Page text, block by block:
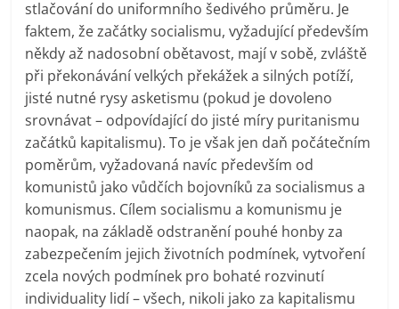
stlačování do uniformního šedivého průměru. Je
faktem, že začátky socialismu, vyžadující především
někdy až nadosobní obětavost, mají v sobě, zvláště
při překonávání velkých překážek a silných potíží,
jisté nutné rysy asketismu (pokud je dovoleno
srovnávat – odpovídající do jisté míry puritanismu
začátků kapitalismu). To je však jen daň počátečním
poměrům, vyžadovaná navíc především od
komunistů jako vůdčích bojovníků za socialismus a
komunismus. Cílem socialismu a komunismu je
naopak, na základě odstranění pouhé honby za
zabezpečením jejich životních podmínek, vytvoření
zcela nových podmínek pro bohaté rozvinutí
individuality lidí – všech, nikoli jako za kapitalismu